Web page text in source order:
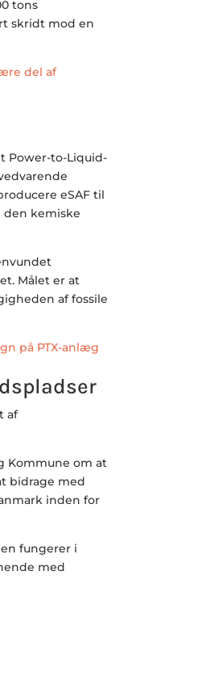
tons
skridt mod en
del af
Power-to-Liquid-
eSAF til
den kemiske
Målet er at
af fossile
på PTX-anlæg
af
Kommune om at
bidrage med
inden for
fungerer i
med